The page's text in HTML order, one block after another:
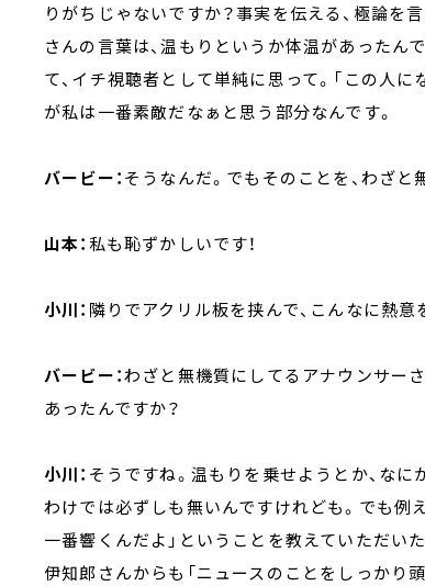
りがちじゃないですか？事実を伝える、極論を
さんの言葉は、温もりというか体温があったん
て、イチ視聴者として単純に思って。「この人に
が私は一番素敵だなぁと思う部分なんです。
バービー：そうなんだ。でもそのことを、わざと
山本：私も恥ずかしいです！
小川： 隣りでアクリル板を挟んで、こんなに熱意
バービー：わざと無機質にしてるアナウンサー
あったんですか？
小川： そうですね。温もりを乗せようとか、な
わけでは必ずしも無いんですけれども。でも例
一番響くんだよ」ということを教えていただい
伊知郎さんからも「ニュースのことをしっかり